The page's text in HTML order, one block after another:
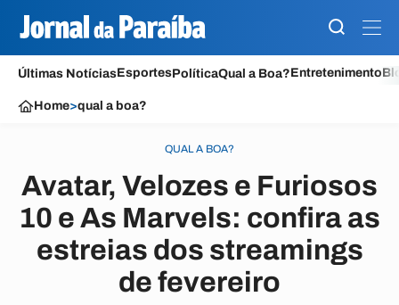
Últimas NotíciasEsportesPolíticaQual a Boa?Entretenimento
Home>qual a boa?
QUAL A BOA?
Avatar, Velozes e Furiosos
10 e As Marvels: confira as
estreias dos streamings
de fevereiro